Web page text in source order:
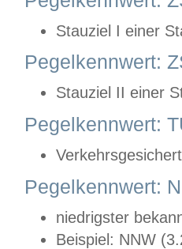
Stauziel I einer
Pegelkennwert:
Stauziel II einer
Pegelkennwert:
Pegelkennwert:
niedrigster
Beispiel: NNW